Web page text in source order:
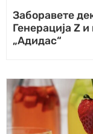
Заборавете
Генерација Z
„Адидас“